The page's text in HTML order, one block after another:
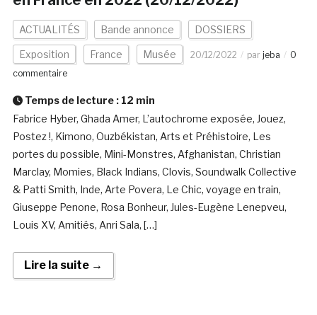
ACTUALITÉS Bande annonce DOSSIERS
Exposition France Musée 20/12/2022 par jeba
0
commentaire
Temps de lecture : 12 min
Fabrice Hyber, Ghada Amer, L’autochrome exposée, Jouez,
Postez !, Kimono, Ouzbékistan, Arts et Préhistoire, Les
portes du possible, Mini-Monstres, Afghanistan, Christian
Marclay, Momies, Black Indians, Clovis, Soundwalk Collective
& Patti Smith, Inde, Arte Povera, Le Chic, voyage en train,
Giuseppe Penone, Rosa Bonheur, Jules-Eugène Lenepveu,
Louis XV, Amitiés, Anri Sala, […]
Lire la suite →